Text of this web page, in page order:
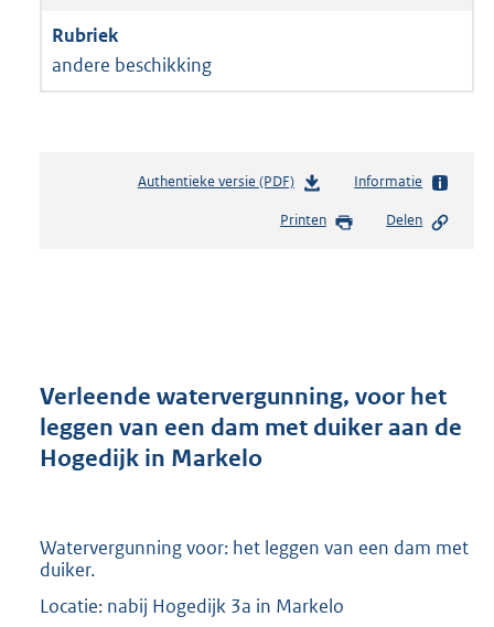
andere beschikking
Authentieke versie (PDF)b
s
r
o
2
Informatie
Printen Delen
Verleende watervergunning, voor het
leggen van een dam met duiker aan de
Hogedijk in Markelo
Watervergunning voor: het leggen van een dam met
duiker.
Locatie: nabij Hogedijk 3a in Markelo